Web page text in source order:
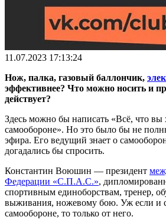
11.07.2023 17:13:24
Нож, палка, газовый баллончик,
эффективнее? Что можно носить и
действует?
Здесь можно бы написать «Всё, что вы
самообороне». Но это было бы не
эфира. Его ведущий знает о
догадались бы спросить.
Константин Воюшин — президент
Федерации «С.П.А.С.»,
спортивным единоборствам, тренер,
выживания, ножевому бою. Уж если и
самообороне, то только от него.